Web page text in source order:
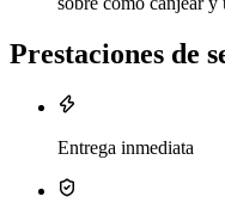
Prestaciones de
Entrega inmediata